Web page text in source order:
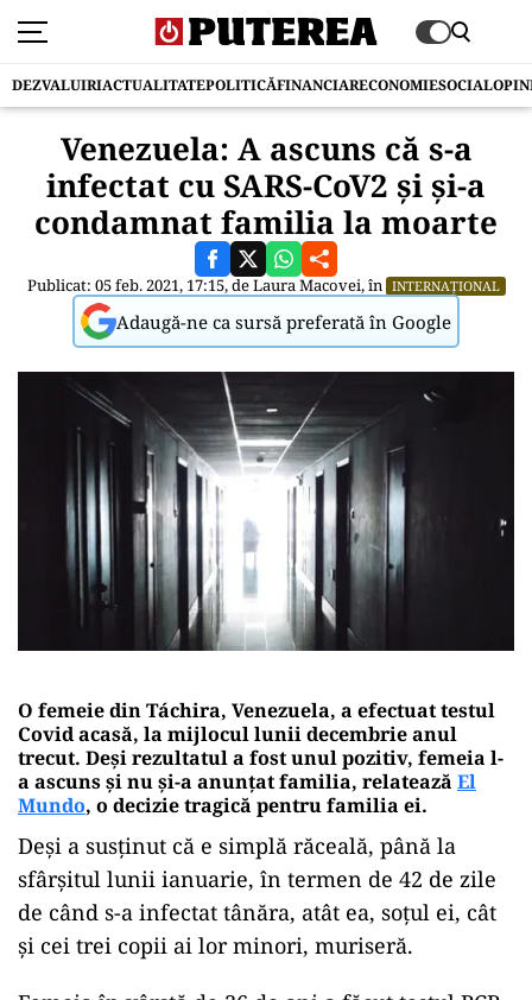
DEZVALUIRIACTUALITATEPOLITICĂFINANCIARECONOMIESOCIAL
Venezuela: A ascuns că s-a
infectat cu SARS-CoV2 și și-a
condamnat familia la moarte
Publicat: 05 feb. 2021, 17:15, deLaura Macovei, în INTERNAȚIONAL
Adaugă-ne ca sursă preferată în Google
O femeie din Táchira, Venezuela, a efectuat testul
Covid acasă, la mijlocul lunii decembrie anul
trecut. Deși rezultatul a fost unul pozitiv, femeia l-
a ascuns și nu și-a anunțat familia, relatează El
Mundo, o decizie tragică pentru familia ei.
Deși a susținut că e simplă răceală, până la
sfârșitul lunii ianuarie, în termen de 42 de zile
de când s-a infectat tânăra, atât ea, soțul ei, cât
și cei trei copii ai lor minori, muriseră.